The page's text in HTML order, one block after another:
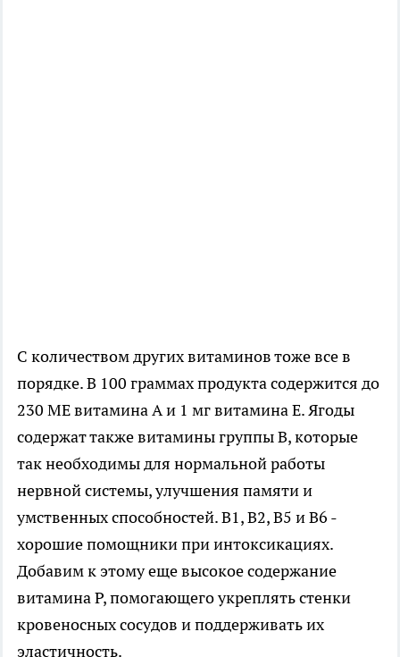
С количеством других витаминов тоже все в
порядке. В 100 граммах продукта содержится до
230 МЕ витамина А и 1 мг витамина Е. Ягоды
содержат также витамины группы В, которые
так необходимы для нормальной работы
нервной системы, улучшения памяти и
умственных способностей. В1, В2, В5 и В6 -
хорошие помощники при интоксикациях.
Добавим к этому еще высокое содержание
витамина Р, помогающего укреплять стенки
кровеносных сосудов и поддерживать их
эластичность.